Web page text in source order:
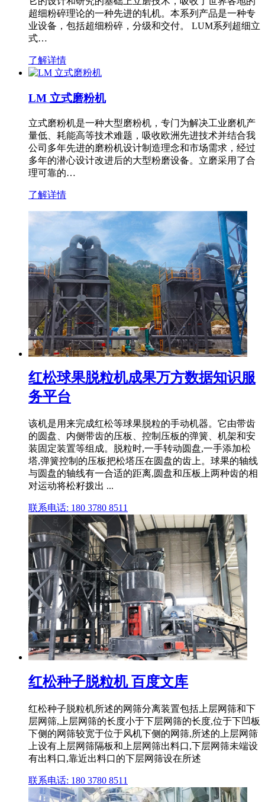
超细粉碎理论的一种先进的轧机。本系列产品是一种专
业设备，包括超细粉碎，分级和交付。 LUM系列超细立
式…
了解详情
LM 立式磨粉机
立式磨粉机是一种大型磨粉机，专门为解决工业磨机产
量低、耗能高等技术难题，吸收欧洲先进技术并结合我
公司多年先进的磨粉机设计制造理念和市场需求，经过
多年的潜心设计改进后的大型粉磨设备。立磨采用了合
理可靠的…
了解详情
红松球果脱粒机成果万方数据知识服
务平台
该机是用来完成红松等球果脱粒的手动机器。它由带齿
的圆盘、内侧带齿的压板、控制压板的弹簧、机架和安
装固定装置等组成。脱粒时,一手转动圆盘,一手添加松
塔,弹簧控制的压板把松塔压在圆盘的齿上。球果的轴线
与圆盘的轴线有一合适的距离,圆盘和压板上两种齿的相
对运动将松籽拨出 ...
联系电话: 180 3780 8511
红松种子脱粒机 百度文库
红松种子脱粒机所述的网筛分离装置包括上层网筛和下
层网筛,上层网筛的长度小于下层网筛的长度,位于下凹板
下侧的网筛较宽于位于风机下侧的网筛,所述的上层网筛
上设有上层网筛隔板和上层网筛出料口,下层网筛未端设
有出料口,靠近出料口的下层网筛设在所述
联系电话: 180 3780 8511